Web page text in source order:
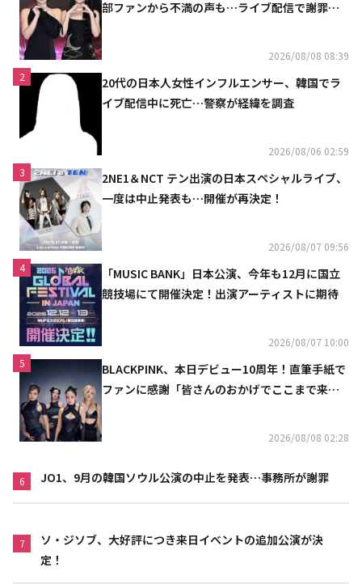
部ファンから不満の声も…ライブ配信で謝罪
2026/08/08 08:39
2
20代の日本人女性インフルエンサー、韓国でラ
イブ配信中に死亡…警察が経緯を調査
2026/08/06 02:59
3
2NE1＆NCT テン出演の日本スペシャルライブ、
一度は中止発表も…開催が再決定！
2026/08/07 09:56
4
「MUSIC BANK」日本公演、今年も12月に国立
競技場にて開催決定！出演アーティストに期待
2026/08/07 10:00
5
BLACKPINK、本日デビュー10周年！直筆手紙で
ファンに感謝「皆さんのおかげでここまで来ら
2026/08/08 02:28
6 JO1、9月の韓国ソウル公演の中止を発表…事務所が謝罪
7
ソ・ジソブ、大好評につき来日イベントの追加公演が決
定！